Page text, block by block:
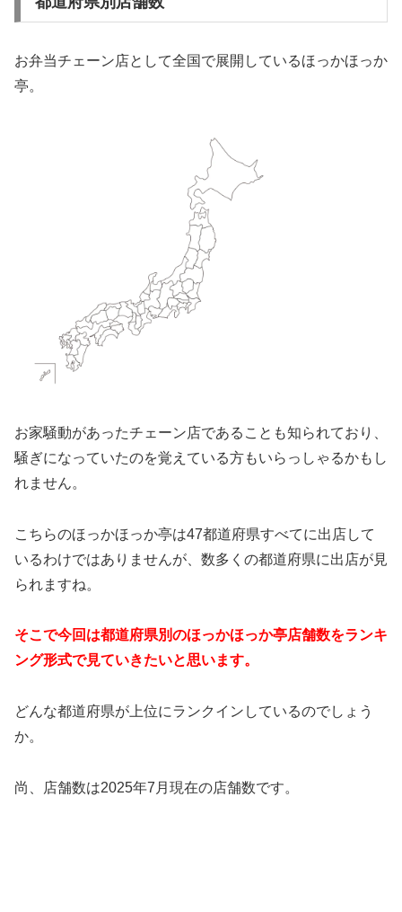
お弁当チェーン店として全国で展開しているほっかほっか
亭。
お家騒動があったチェーン店であることも知られており、
騒ぎになっていたのを覚えている方もいらっしゃるかもし
れません。
こちらのほっかほっか亭は47都道府県すべてに出店して
いるわけではありませんが、数多くの都道府県に出店が見
られますね。
そこで今回は都道府県別のほっかほっか亭店舗数をランキ
ング形式で見ていきたいと思います。
どんな都道府県が上位にランクインしているのでしょう
か。
尚、店舗数は2025年7月現在の店舗数です。